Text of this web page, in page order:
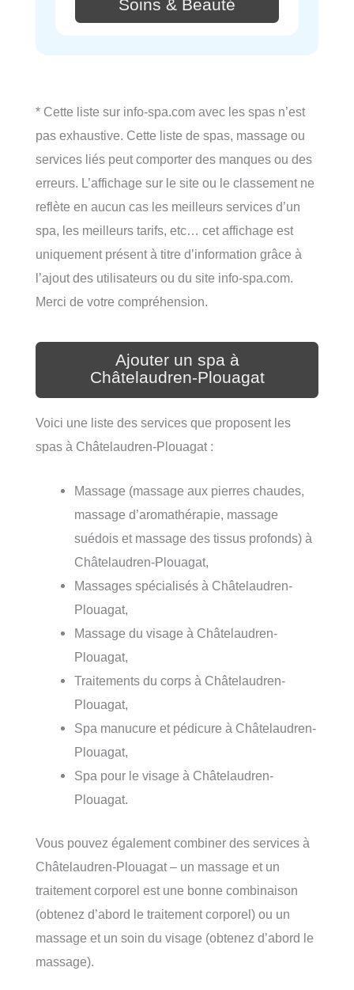
Soins & Beauté
* Cette liste sur info-spa.com avec les spas n’est
pas exhaustive. Cette liste de spas, massage ou
services liés peut comporter des manques ou des
erreurs. L’affichage sur le site ou le classement ne
reflète en aucun cas les meilleurs services d’un
spa, les meilleurs tarifs, etc… cet affichage est
uniquement présent à titre d’information grâce à
l’ajout des utilisateurs ou du site info-spa.com.
Merci de votre compréhension.
Ajouter un spa à
Châtelaudren-Plouagat
Voici une liste des services que proposent les
spas à Châtelaudren-Plouagat :
Massage (massage aux pierres chaudes,
massage d’aromathérapie, massage
suédois et massage des tissus profonds) à
Châtelaudren-Plouagat,
Massages spécialisés à Châtelaudren-
Plouagat,
Massage du visage à Châtelaudren-
Plouagat,
Traitements du corps à Châtelaudren-
Plouagat,
Spa manucure et pédicure à Châtelaudren-
Plouagat,
Spa pour le visage à Châtelaudren-
Plouagat.
Vous pouvez également combiner des services à
Châtelaudren-Plouagat – un massage et un
traitement corporel est une bonne combinaison
(obtenez d’abord le traitement corporel) ou un
massage et un soin du visage (obtenez d’abord le
massage).